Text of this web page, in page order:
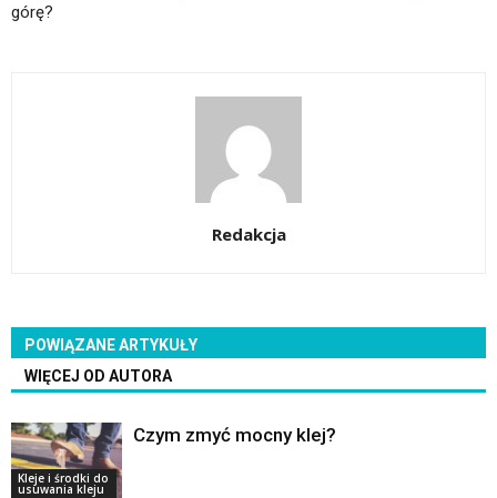
górę?
Redakcja
POWIĄZANE ARTYKUŁY
WIĘCEJ OD AUTORA
Kleje i środki do
usuwania kleju
Czym zmyć mocny klej?